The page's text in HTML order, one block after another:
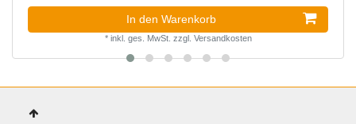
In den Warenkorb
* inkl. ges. MwSt. zzgl. Versandkosten